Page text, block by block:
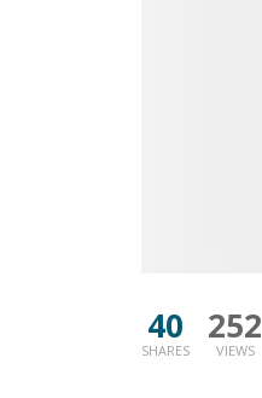
40
SHARES
252
VIEWS